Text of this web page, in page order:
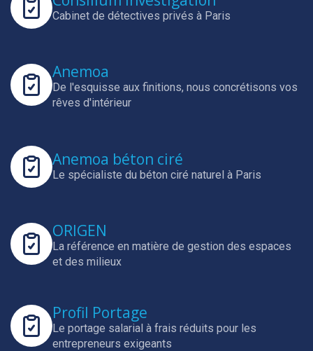
Cabinet de détectives privés à Paris
Anemoa
De l'esquisse aux finitions, nous concrétisons vos
rêves d'intérieur
Anemoa béton ciré
Le spécialiste du béton ciré naturel à Paris
ORIGEN
La référence en matière de gestion des espaces
et des milieux
Profil Portage
Le portage salarial à frais réduits pour les
entrepreneurs exigeants